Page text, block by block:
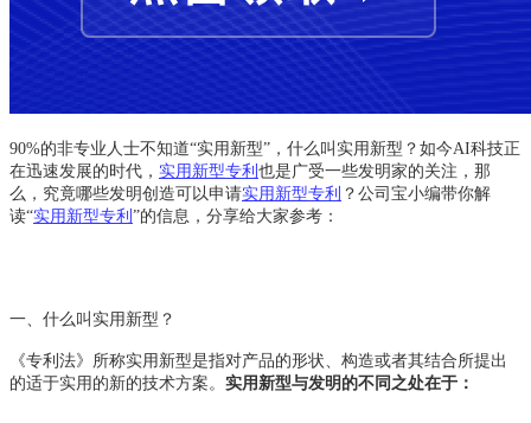
90%的非专业人士不知道“实用新型”，什么叫实用新型？如今AI科技正
在迅速发展的时代， 实用新型专利 也是广受一些发明家的关注，那
么，究竟哪些发明创造可以申请实用新型专利 ？公司宝小编带你解
读“实用新型专利 ”的信息，分享给大家参考：
一、什么叫实用新型？
《专利法》所称实用新型是指对产品的形状、构造或者其结合所提出
的适于实用的新的技术方案。 实用新型与发明的不同之处在于：